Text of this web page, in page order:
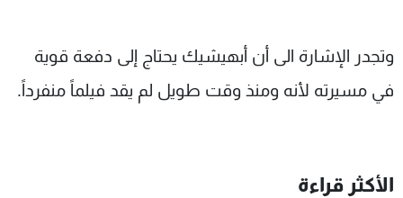
وتجدر الإشارة الى أن أبهيشيك يحتاج إلى دفعة قوية
في مسيرته لأنه ومنذ وقت طويل لم يقد فيلماً منفرداً.
الأكثر قراءة